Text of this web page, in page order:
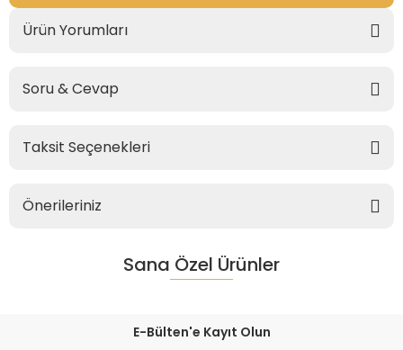
Ürün Yorumları
Soru & Cevap
Taksit Seçenekleri
Önerileriniz
Sana Özel Ürünler
E-Bülten'e Kayıt Olun